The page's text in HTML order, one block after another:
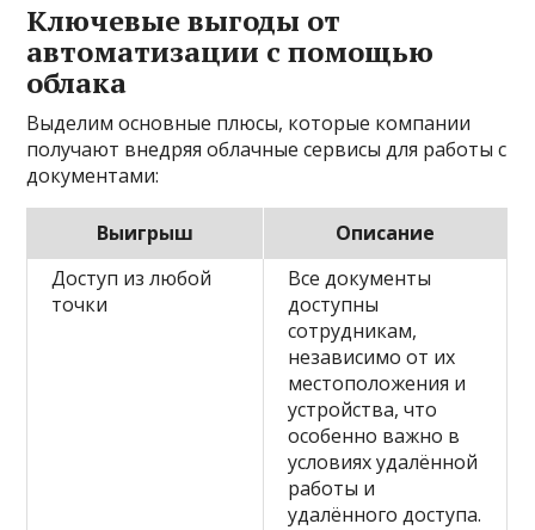
Ключевые выгоды от
автоматизации с помощью
облака
Выделим основные плюсы, которые компании
получают внедряя облачные сервисы для работы с
документами:
Выигрыш
Описание
Доступ из любой
точки
Все документы
доступны
сотрудникам,
независимо от их
местоположения и
устройства, что
особенно важно в
условиях удалённой
работы и
удалённого доступа.